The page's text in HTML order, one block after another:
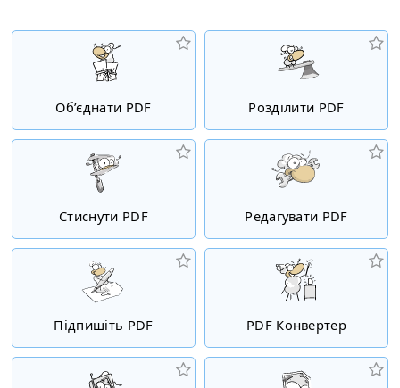
Об’єднати PDF Розділити PDF
Стиснути PDF Редагувати PDF
Підпишіть PDF PDF Конвертер